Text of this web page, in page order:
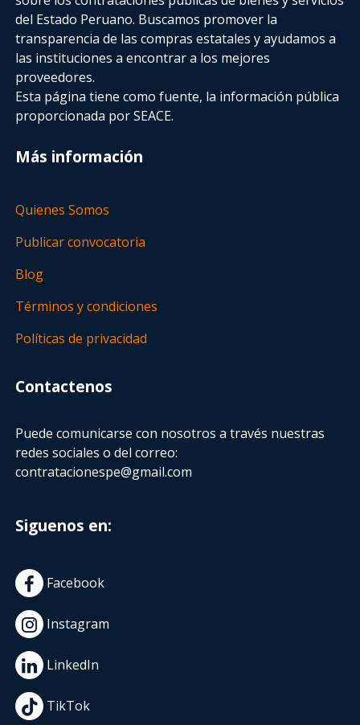
del Estado Peruano. Buscamos promover la
transparencia de las compras estatalesy ayudamos a
las instituciones a encontrar a los mejores
proveedores.
Esta página tiene como fuente, la información pública
proporcionada por SEACE.
Más información
Quienes Somos
Publicar convocatoria
Blog
Términos y condiciones
Políticas de privacidad
Contactenos
Puede comunicarse con nosotros a través nuestras
redes sociales o del correo:
contratacionespe@gmail.com
Siguenos en:
Facebook
Instagram
LinkedIn
TikTok